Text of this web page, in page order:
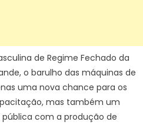
de Regime Fechado da
o barulho das máquinas de
uma nova chance para os
mas também um
com a produção de